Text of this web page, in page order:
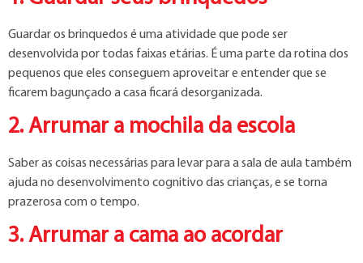
Guardar os brinquedos é uma atividade que pode ser
desenvolvida por todas faixas etárias. É uma parte da rotina dos
pequenos que eles conseguem aproveitar e entender que se
ficarem bagunçado a casa ficará desorganizada.
2. Arrumar a mochila da escola
Saber as coisas necessárias para levar para a sala de aula também
ajuda no desenvolvimento cognitivo das crianças, e se torna
prazerosa com o tempo.
3. Arrumar a cama ao acordar